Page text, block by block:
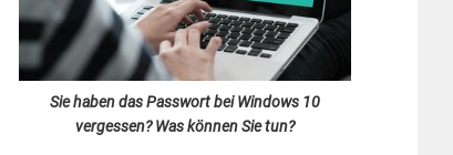
Sie haben das Passwort bei Windows 10
vergessen? Was können Sie tun?